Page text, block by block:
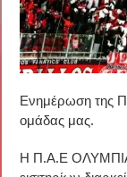
Ενημέρωση της
ομάδας μας.
Η Π.Α.Ε